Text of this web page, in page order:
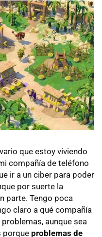
que estoy viviendo
compañía de teléfono
ir a un ciber para poder
por suerte la
parte. Tengo poca
claro a qué compañía
aunque sea
porque problemas de